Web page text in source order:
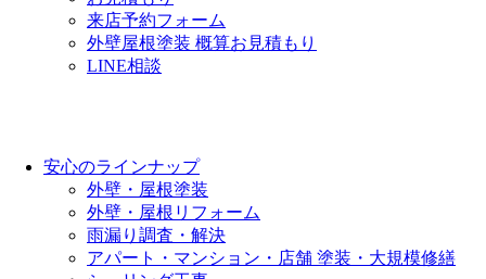
来店予約フォーム
外壁屋根塗装 概算お見積もり
LINE相談
安心のラインナップ
外壁・屋根塗装
外壁・屋根リフォーム
雨漏り調査・解決
アパート・マンション・店舗 塗装・大規模修繕